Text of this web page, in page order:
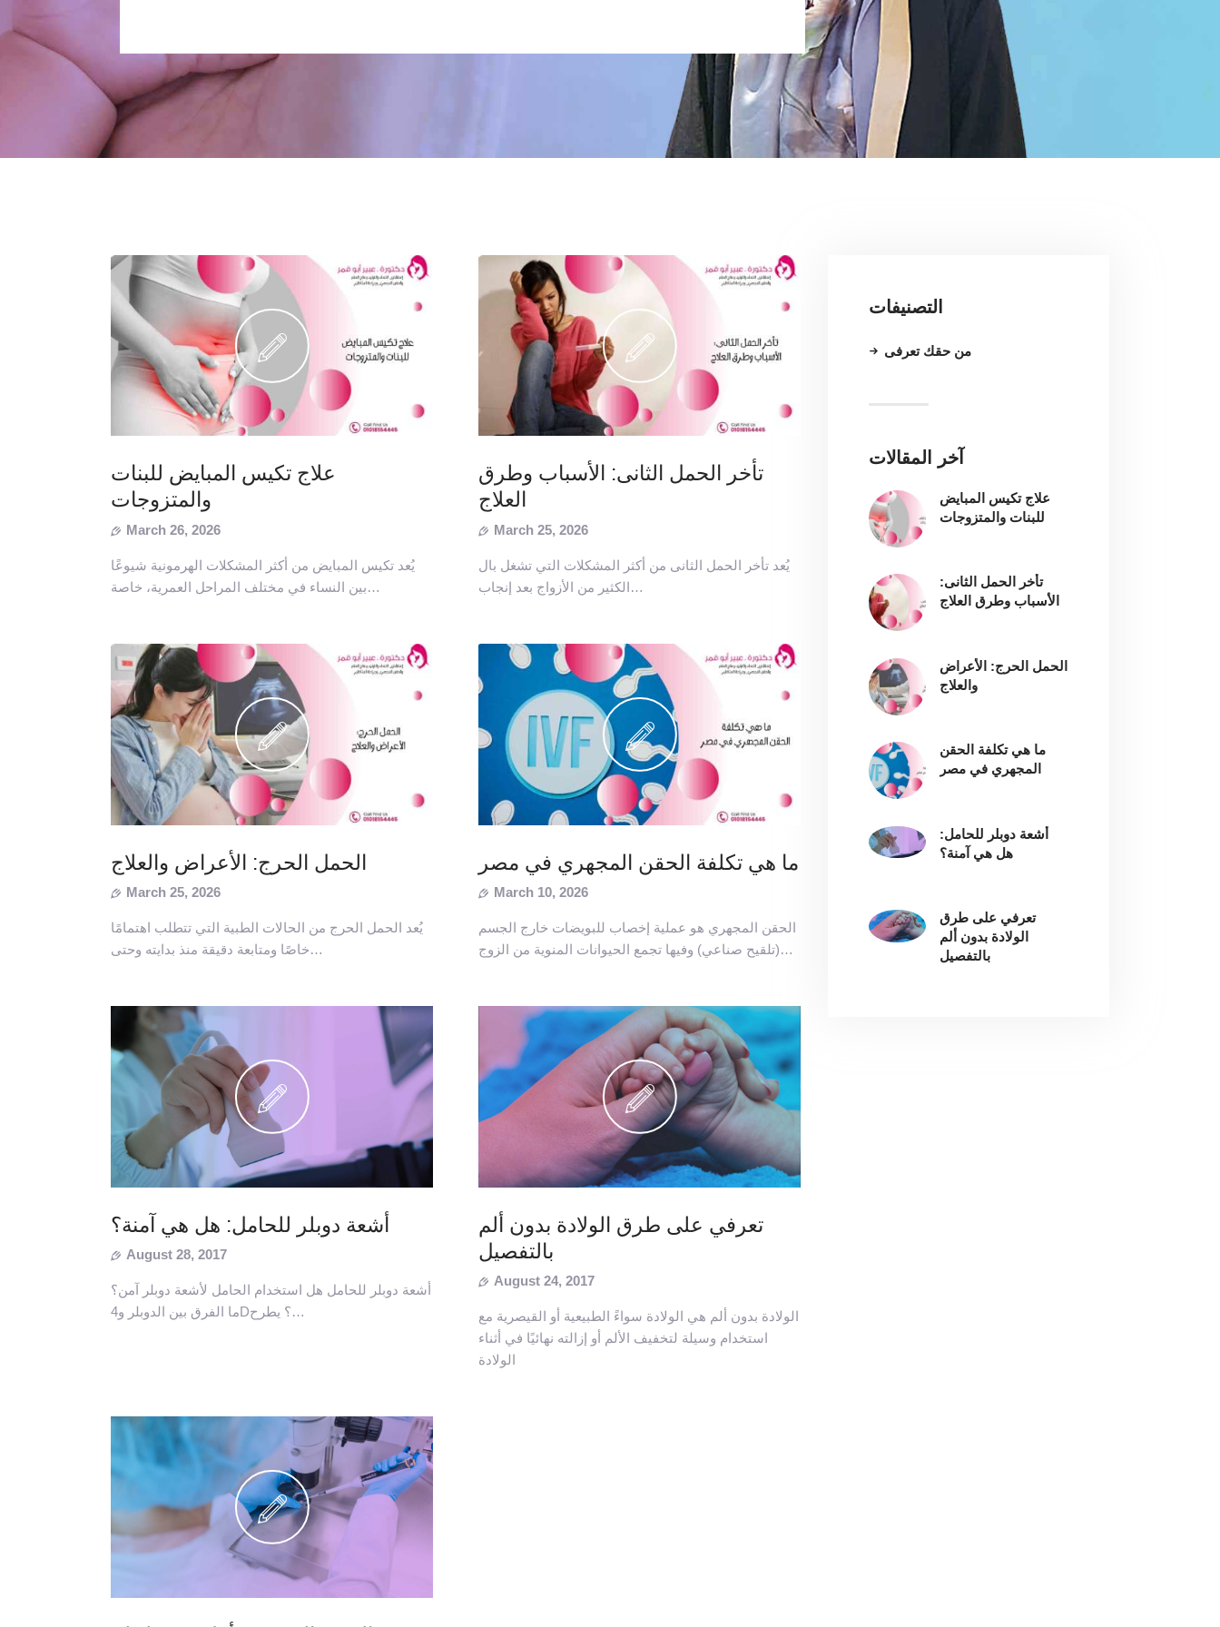
علاج تكيس المبايض للبنات
والمتزوجات
March 26, 2026
يُعد تكيس المبايض من أكثر المشكلات الهرمونية شيوعًا
بين النساء في مختلف المراحل العمرية، خاصة…
تأخر الحمل الثانى: الأسباب وطرق
العلاج
March 25, 2026
يُعد تأخر الحمل الثانى من أكثر المشكلات التي تشغل بال
الكثير من الأزواج بعد إنجاب…
الحمل الحرج: الأعراض والعلاج
March 25, 2026
يُعد الحمل الحرج من الحالات الطبية التي تتطلب اهتمامًا
خاصًا ومتابعة دقيقة منذ بدايته وحتى…
ما هي تكلفة الحقن المجهري في مصر
March 10, 2026
الحقن المجهري هو عملية إخصاب للبويضات خارج الجسم
(تلقيح صناعي) وفيها تجمع الحيوانات المنوية من الزوج…
أشعة دوبلر للحامل: هل هي آمنة؟
August 28, 2017
أشعة دوبلر للحامل هل استخدام الحامل لأشعة دوبلر آمن؟
ما الفرق بين الدوبلر و4D؟ يطرح…
تعرفي على طرق الولادة بدون ألم
بالتفصيل
August 24, 2017
الولادة بدون ألم هي الولادة سواءً الطبيعية أو القيصرية مع
استخدام وسيلة لتخفيف الألم أو إزالته نهائيًا في أثناء
الولادة
التصنيفات
من حقك تعرفى
آخر المقالات
علاج تكيس المبايض
للبنات والمتزوجات
تأخر الحمل الثانى:
الأسباب وطرق العلاج
الحمل الحرج: الأعراض
والعلاج
ما هي تكلفة الحقن
المجهري في مصر
أشعة دوبلر للحامل:
هل هي آمنة؟
تعرفي على طرق
الولادة بدون ألم
بالتفصيل